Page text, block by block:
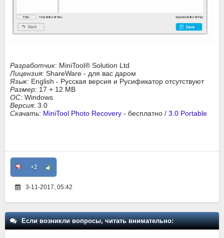
Разработчик: MiniTool® Solution Ltd
Лицензия: ShareWare - для вас даром
Язык: English - Русская версия и Русификатор отсутствуют
Размер: 17 + 12 MB
ОС: Windows
Версия: 3.0
Скачать: MiniTool Photo Recovery - бесплатно / 3.0 Portable
+2
3-11-2017, 05:42
Если возникли вопросы, читать внимательно: